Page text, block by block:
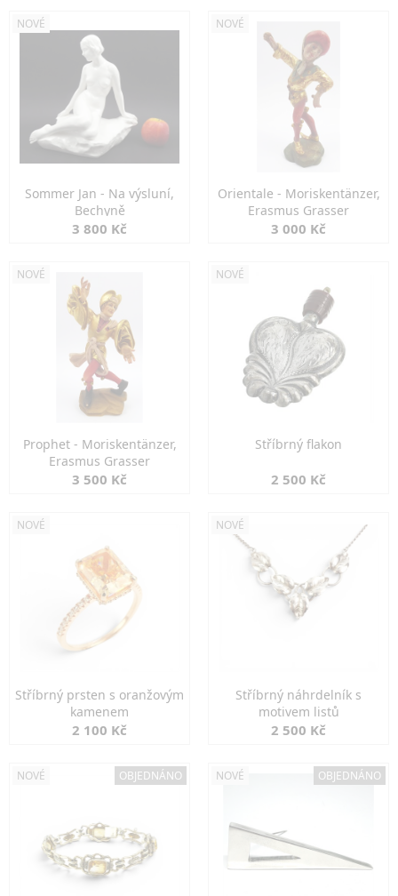
NOVÉ
Sommer Jan - Na výsluní,
Bechyně
3 800 Kč
NOVÉ
Orientale - Moriskentänzer,
Erasmus Grasser
3 000 Kč
NOVÉ
Prophet - Moriskentänzer,
Erasmus Grasser
3 500 Kč
NOVÉ
Stříbrný flakon
2 500 Kč
NOVÉ
Stříbrný prsten s oranžovým
kamenem
2 100 Kč
NOVÉ
Stříbrný náhrdelník s
motivem listů
2 500 Kč
NOVÉ OBJEDNÁNO NOVÉ OBJEDNÁNO